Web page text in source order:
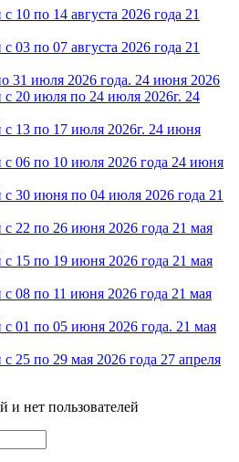
10 по 14 августа 2026 года 21
03 по 07 августа 2026 года 21
31 июля 2026 года. 24 июня 2026
20 июля по 24 июля 2026г. 24
13 по 17 июля 2026г. 24 июня
06 по 10 июля 2026 года 24 июня
30 июня по 04 июля 2026 года 21
22 по 26 июня 2026 года 21 мая
15 по 19 июня 2026 года 21 мая
08 по 11 июня 2026 года 21 мая
01 по 05 июня 2026 года. 21 мая
25 по 29 мая 2026 года 27 апреля
и нет пользователей